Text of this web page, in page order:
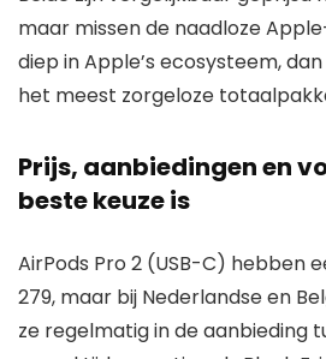
maar missen de naadloze
diep in Apple’s ecosysteem,
het meest zorgeloze
Prijs, aanbiedingen en
beste keuze is
AirPods Pro 2 (USB-C) hebben
279, maar bij Nederlandse en
ze regelmatig in de aanbieding